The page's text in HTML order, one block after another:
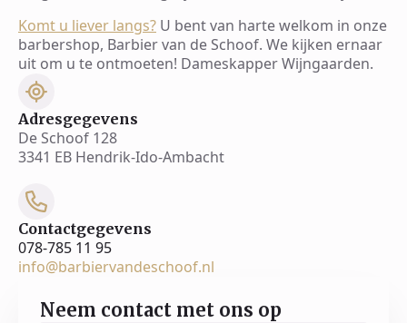
Komt u liever langs? U bent van harte welkom in onze
barbershop, Barbier van de Schoof. We kijken ernaar
uit om u te ontmoeten! Dameskapper Wijngaarden.
Adresgegevens
De Schoof 128
3341 EB Hendrik-Ido-Ambacht
Contactgegevens
078-785 11 95
info@barbiervandeschoof.nl
Neem contact met ons op